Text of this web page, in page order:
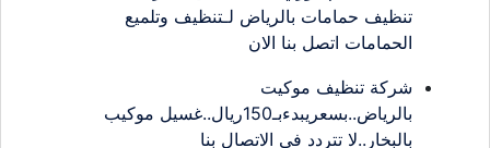
تنظيف حمامات بالرياض لـتنظيف وتلميع
الحمامات اتصل بنا الان
شركة تنظيف موكيت
بالرياض..بسعريبدءبـ150ريال..غسيل موكيب
بالبخار..لا تتردد في الاتصال بنا